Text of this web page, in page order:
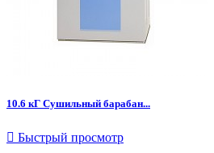
10.6 кГ Сушильный барабан...
 Быстрый просмотр